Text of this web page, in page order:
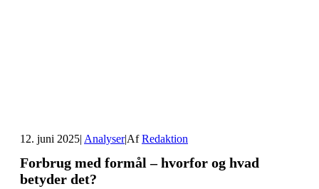
12. juni 2025| Analyser|AfRedaktion
Forbrug med formål – hvorfor og hvad
betyder det?